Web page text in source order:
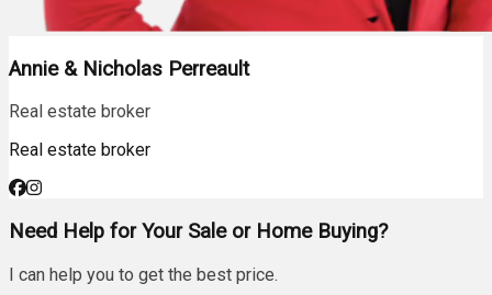
Annie & Nicholas Perreault
Real estate broker
Real estate broker
Need Help for Your Sale or Home Buying?
I can help you to get the best price.